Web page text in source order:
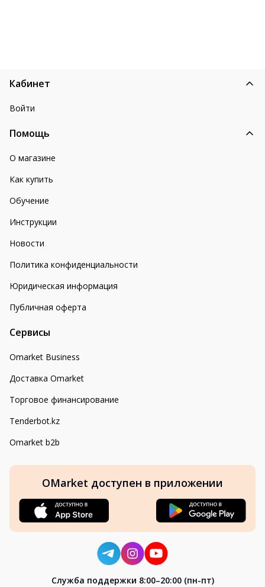
Кабинет
Войти
Помощь
О магазине
Как купить
Обучение
Инструкции
Новости
Политика конфиденциальности
Юридическая информация
Публичная оферта
Сервисы
Omarket Business
Доставка Omarket
Торговое финансирование
Tenderbot.kz
Omarket b2b
OMarket доступен в приложении
Cлужба поддержки 8:00–20:00 (пн-пт)